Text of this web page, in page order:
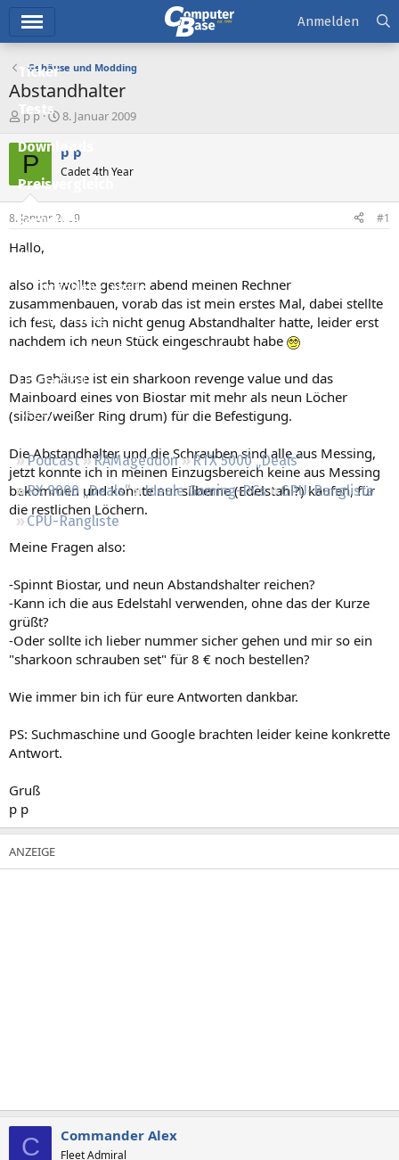
Ticker
Tests
Downloads
Preisvergleich
Forum
Aktuelles
Empfohlene Inhalte
Neue Beiträge
Neueste Aktivitäten
Leserartikel
Regeln
Podcast RAMageddon
RTX 5000 „Deals“
RX 9000 „Deals“
Ideale Gaming-PCs
GPU-Rangliste
CPU-Rangliste
Anmelden
Gehäuse und Modding
Abstandhalter
E
s
e
e
r
p p
E
s
t
e
t
8. Januar 2009
P p p
Cadet 4th Year
8. Januar 2009 #1
Hallo,
also ich wollte gestern abend meinen Rechner
zusammenbauen, vorab das ist mein erstes Mal, dabei stellte
ich fest, dass ich nicht genug Abstandhalter hatte, leider erst
nachdem ich neun Stück eingeschraubt habe
Das Gehäuse ist ein sharkoon revenge value und das
Mainboard eines von Biostar mit mehr als neun Löcher
(silber/weißer Ring drum) für die Befestigung.
Die Abstandhalter und die Schrauben sind alle aus Messing,
jetzt konnte ich in meinen Einzugsbereich keine aus Messing
bekommen und konnte nur silberne (Edelstahl?) kaufen, für
die restlichen Löchern.
Meine Fragen also:
-Spinnt Biostar, und neun Abstandshalter reichen?
-Kann ich die aus Edelstahl verwenden, ohne das der Kurze
grüßt?
-Oder sollte ich lieber nummer sicher gehen und mir so ein
"sharkoon schrauben set" für 8 € noch bestellen?
Wie immer bin ich für eure Antworten dankbar.
PS: Suchmaschine und Google brachten leider keine konkrette
Antwort.
Gruß
p p
C Commander Alex
Fleet Admiral